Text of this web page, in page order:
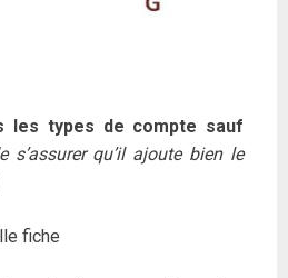
les types de compte sauf
s’assurer qu’il ajoute bien le
fiche